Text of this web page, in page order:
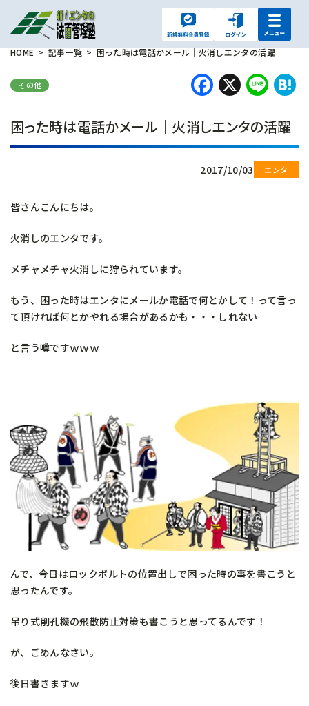
HOME 記事一覧 困った時は電話かメール｜火消しエンタの活躍
その他 X
困った時は電話かメール｜火消しエンタの活躍
2017/10/03
皆さんこんにちは。
火消しのエンタです。
メチャメチャ火消しに狩られています。
もう、困った時はエンタにメールか電話で何とかして！って言っ
て頂ければ何とかやれる場合があるかも・・・しれない
と言う噂ですｗｗｗ
んで、今日はロックボルトの位置出しで困った時の事を書こうと
思ったんです。
吊り式削孔機の飛散防止対策も書こうと思ってるんです！
が、ごめんなさい。
後日書きますｗ